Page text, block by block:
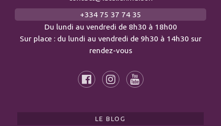
+334 75 37 74 35
Du lundi au vendredi de 8h30 à 18h00
Sur place : du lundi au vendredi de 9h30 à 14h30 sur
rendez-vous
LE BLOG